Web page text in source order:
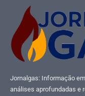
Jornalgas: Informação
análises aprofundadas e